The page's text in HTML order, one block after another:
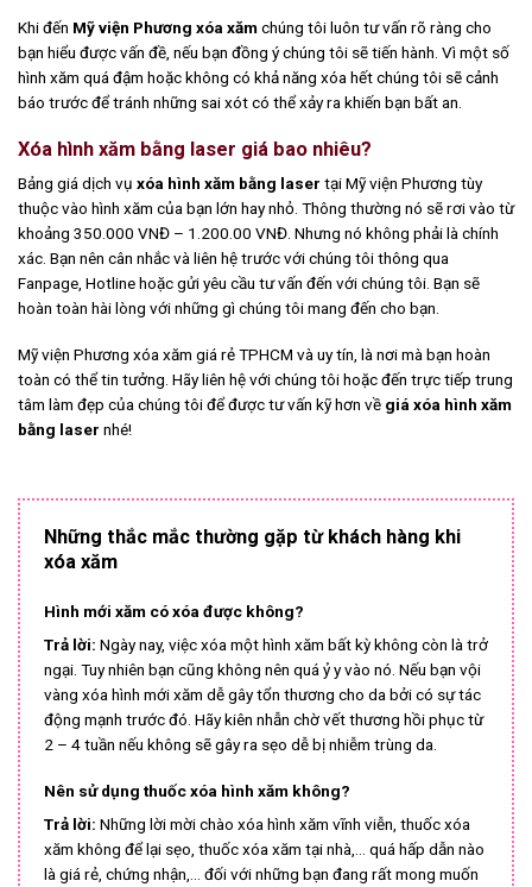
Khi đến Mỹ viện Phương xóa xămchúng tôi luôn tư vấn rõ ràng cho
bạn hiểu được vấn đề, nếu bạn đồng ý chúng tôi sẽ tiến hành. Vì một số
hình xăm quá đậm hoặc không có khả năng xóa hết chúng tôi sẽ cảnh
báo trước để tránh những sai xót có thể xảy ra khiến bạn bất an.
Xóa hình xăm bằng laser giá bao nhiêu?
Bảng giá dịch vụ xóa hình xăm bằng laser tại Mỹ viện Phương tùy
thuộc vào hình xăm của bạn lớn hay nhỏ. Thông thường nó sẽ rơi vào từ
khoảng 350.000 VNĐ – 1.200.00 VNĐ. Nhưng nó không phải là chính
xác. Bạn nên cân nhắc và liên hệ trước với chúng tôi thông qua
Fanpage, Hotline hoặc gửi yêu cầu tư vấn đến với chúng tôi. Bạn sẽ
hoàn toàn hài lòng với những gì chúng tôi mang đến cho bạn.
Mỹ viện Phương xóa xăm giá rẻ TPHCM và uy tín, là nơi mà bạn hoàn
toàn có thể tin tưởng. Hãy liên hệ với chúng tôi hoặc đến trực tiếp trung
tâm làm đẹp của chúng tôi để được tư vấn kỹ hơn về giá xóa hình xăm
bằng laser nhé!
Những thắc mắc thường gặp từ khách hàng khi
xóa xăm
Hình mới xăm có xóa được không?
Trả lời: Ngày nay, việc xóa một hình xăm bất kỳ không còn là trở
ngại. Tuy nhiên bạn cũng không nên quá ỷ y vào nó. Nếu bạn vội
vàng xóa hình mới xăm dễ gây tổn thương cho da bởi có sự tác
động mạnh trước đó. Hãy kiên nhẫn chờ vết thương hồi phục từ
2 – 4 tuần nếu không sẽ gây ra sẹo dễ bị nhiễm trùng da.
Nên sử dụng thuốc xóa hình xăm không?
Trả lời: Những lời mời chào xóa hình xăm vĩnh viễn, thuốc xóa
xăm không để lại sẹo, thuốc xóa xăm tại nhà,… quá hấp dẫn nào
là giá rẻ, chứng nhận,… đối với những bạn đang rất mong muốn